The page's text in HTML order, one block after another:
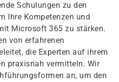
Schulungen zu den
Ihre Kompetenzen und
Microsoft 365 zu stärken.
von erfahrenen
die Experten auf ihrem
praxisnah vermitteln. Wir
an, um den